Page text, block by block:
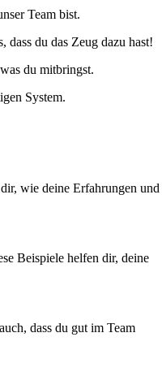
Team bist.
du das Zeug dazu hast!
du mitbringst.
System.
wie deine Erfahrungen und
Beispiele helfen dir, deine
dass du gut im Team